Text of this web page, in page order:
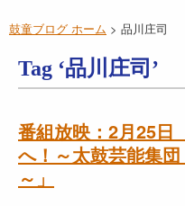
鼓童ブログ ホーム > 品川庄司
Tag ‘品川庄司’
番組放映：2月25日
へ！～太鼓芸能集
～」